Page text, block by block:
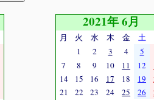
2021年 6月
月 火 水 木 金 土
1
2 3 4
5
7
8 9 10 11 12
14
15 16 17 18 19
21
22 23 24 25 26